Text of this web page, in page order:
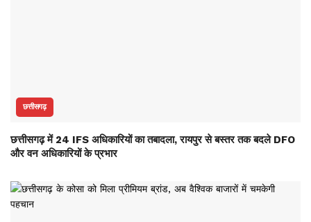
छत्तीसगढ़
छत्तीसगढ़ में 24 IFS अधिकारियों का तबादला, रायपुर से बस्तर तक बदले DFO
और वन अधिकारियों के प्रभार